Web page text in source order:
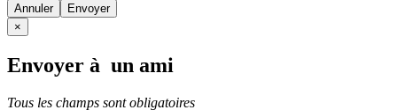
Annuler
×
Envoyer à un ami
Tous les champs sont obligatoires